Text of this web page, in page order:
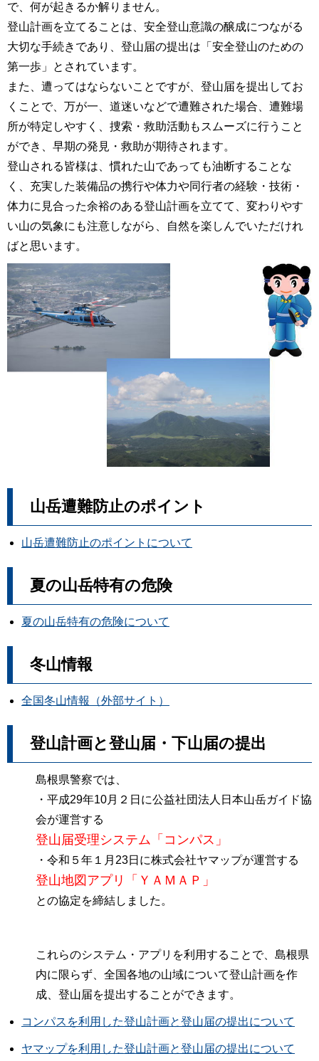
で、何が起きるか解りません。
登山計画を立てることは、安全登山意識の醸成につながる
大切な手続きであり、登山届の提出は「安全登山のための
第一歩」とされています。
また、遭ってはならないことですが、登山届を提出してお
くことで、万が一、道迷いなどで遭難された場合、遭難場
所が特定しやすく、捜索・救助活動もスムーズに行うこと
ができ、早期の発見・救助が期待されます。
登山される皆様は、慣れた山であっても油断することな
く、充実した装備品の携行や体力や同行者の経験・技術・
体力に見合った余裕のある登山計画を立てて、変わりやす
い山の気象にも注意しながら、自然を楽しんでいただけれ
ばと思います。
山岳遭難防止のポイント
山岳遭難防止のポイントについて
夏の山岳特有の危険
夏の山岳特有の危険について
冬山情報
全国冬山情報（外部サイト）
登山計画と登山届・下山届の提出
島根県警察では、
・平成29年10月２日に公益社団法人日本山岳ガイド協
会が運営する
登山届受理システム「コンパス」
・令和５年１月23日に株式会社ヤマップが運営する
登山地図アプリ「ＹＡＭＡＰ」
との協定を締結しました。
これらのシステム・アプリを利用することで、島根県
内に限らず、全国各地の山域について登山計画を作
成、登山届を提出することができます。
コンパスを利用した登山計画と登山届の提出について
ヤマップを利用した登山計画と登山届の提出について